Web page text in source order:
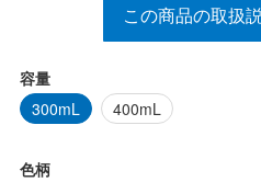
この商品の取扱
容量
300mL
400mL
色柄